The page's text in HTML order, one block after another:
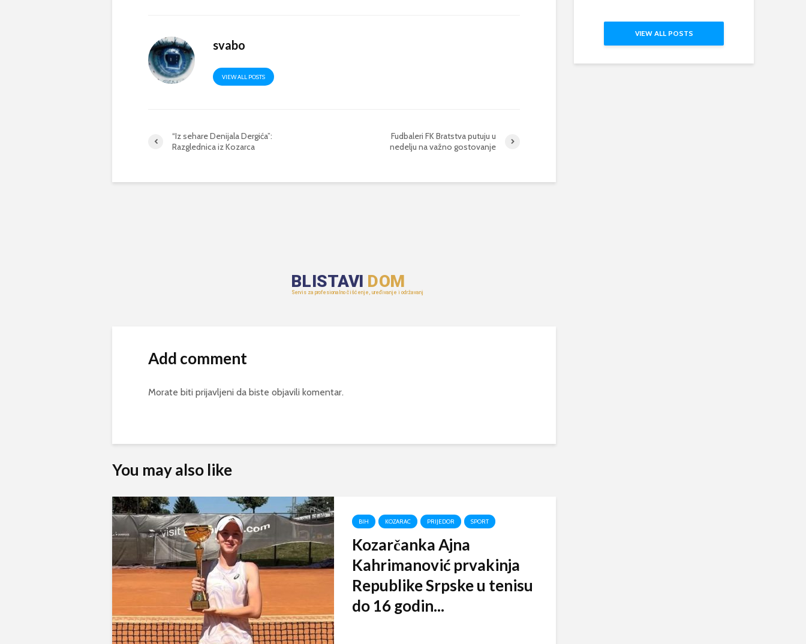
svabo
VIEW ALL POSTS
“Iz sehare Denijala Dergića”:
Razglednica iz Kozarca
Fudbaleri FK Bratstva putuju u
nedelju na važno gostovanje
Add comment
Morate biti prijavljeni da biste objavili komentar.
You may also like
BIH KOZARAC PRIJEDOR SPORT
Kozarčanka Ajna
Kahrimanović prvakinja
Republike Srpske u tenisu
do 16 godin...
VIEW ALL POSTS